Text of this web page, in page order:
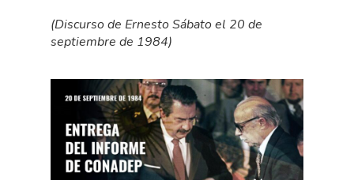
(Discurso de Ernesto Sábato el 20 de
septiembre de 1984)